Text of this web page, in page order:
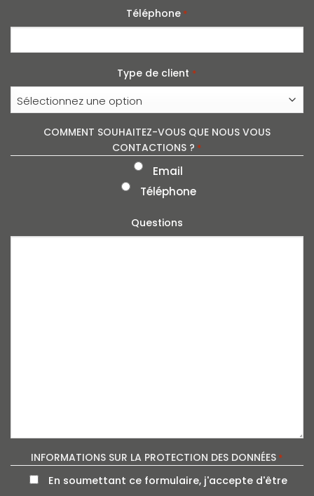
Téléphone *
Type de client *
COMMENT SOUHAITEZ-VOUS QUE NOUS VOUS
CONTACTIONS ? *
Email
Téléphone
Questions
INFORMATIONS SUR LA PROTECTION DES DONNÉES *
En soumettant ce formulaire, j'accepte d'être